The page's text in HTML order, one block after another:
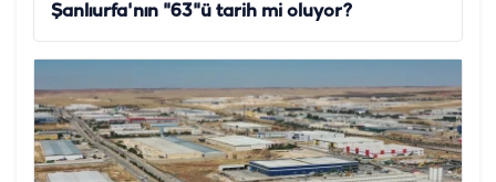
Şanlıurfa'nın "63"ü tarih mi oluyor?